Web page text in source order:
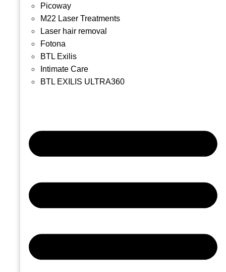
Picoway
M22 Laser Treatments
Laser hair removal
Fotona
BTL Exilis
Intimate Care
BTL EXILIS ULTRA360